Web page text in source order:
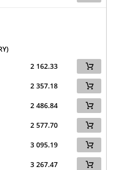
2 162.33
2 357.18
2 486.84
2 577.70
3 095.19
3 267.47